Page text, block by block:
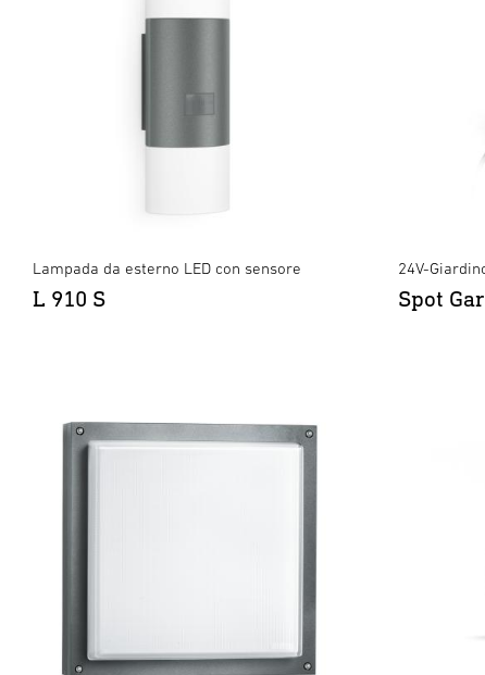
Lampada da esterno LED con sensore
L 910 S
24V-
Spot